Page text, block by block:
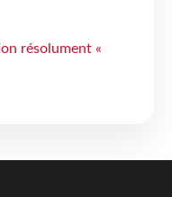
résolument «